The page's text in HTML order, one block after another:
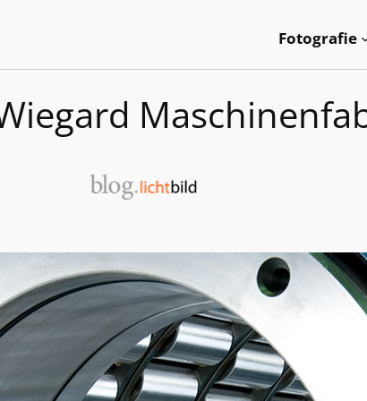
Fotografie